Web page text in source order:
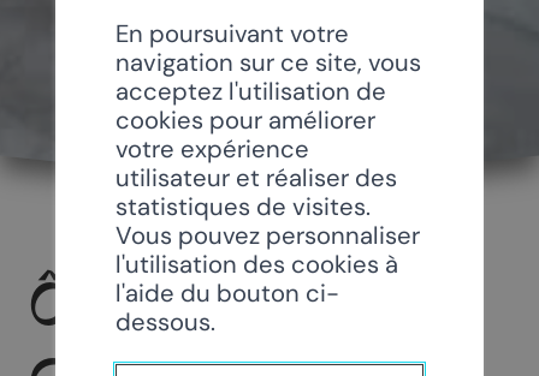
Ô ROUPILLON -
En poursuivant votre
navigation sur ce site, vous
acceptez l'utilisation de
cookies pour améliorer
votre expérience
utilisateur et réaliser des
statistiques de visites.
Vous pouvez personnaliser
l'utilisation des cookies à
l'aide du bouton ci-
dessous.